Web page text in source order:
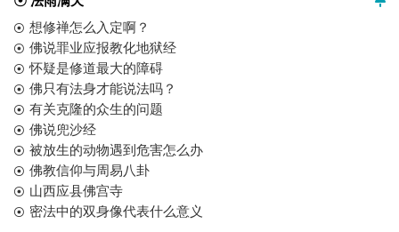
想修禅怎么入定啊？
佛说罪业应报教化地狱经
怀疑是修道最大的障碍
佛只有法身才能说法吗？
有关克隆的众生的问题
佛说兜沙经
被放生的动物遇到危害怎么办
佛教信仰与周易八卦
山西应县佛宫寺
密法中的双身像代表什么意义